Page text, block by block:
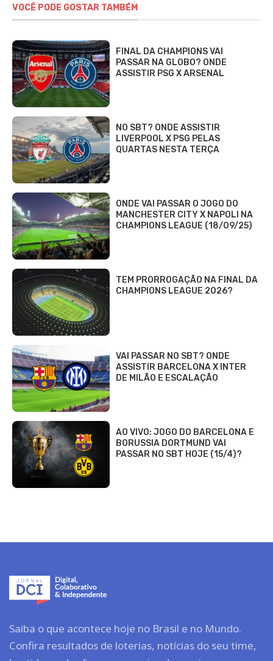
VOCÊ PODE GOSTAR TAMBÉM
FINAL DA CHAMPIONS VAI
PASSAR NA GLOBO? ONDE
ASSISTIR PSG X ARSENAL
NO SBT? ONDE ASSISTIR
LIVERPOOL X PSG PELAS
QUARTAS NESTA TERÇA
ONDE VAI PASSAR O JOGO DO
MANCHESTER CITY X NAPOLI NA
CHAMPIONS LEAGUE (18/09/25)
TEM PRORROGAÇÃO NA FINAL DA
CHAMPIONS LEAGUE 2026?
VAI PASSAR NO SBT? ONDE
ASSISTIR BARCELONA X INTER
DE MILÃO E ESCALAÇÃO
AO VIVO: JOGO DO BARCELONA E
BORUSSIA DORTMUND VAI
PASSAR NO SBT HOJE (15/4)?
Saiba o que acontece hoje no Brasil e no Mundo.
Confira resultados de loterias, notícias do seu time,